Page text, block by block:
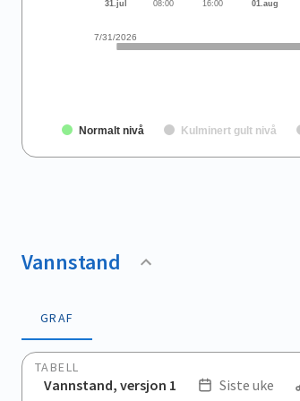
7/31/2026
Normalt nivå Kulminert gult nivå
31.jul 08:00 16:00 01.aug
End of interactive chart.
Vannstand
GRAF
TABELL
Vannstand, versjon 1 Siste uke